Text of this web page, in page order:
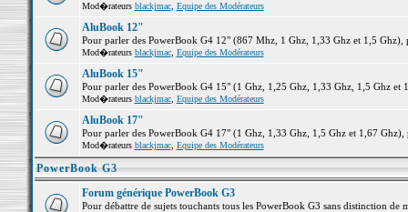
Mod�rateurs blackjmac, Equipe des Modérateurs
AluBook 12"
Pour parler des PowerBook G4 12" (867 Mhz, 1 Ghz, 1,33 Ghz et 1,5 Ghz),
Mod�rateurs blackjmac, Equipe des Modérateurs
AluBook 15"
Pour parler des PowerBook G4 15" (1 Ghz, 1,25 Ghz, 1,33 Ghz, 1,5 Ghz et
Mod�rateurs blackjmac, Equipe des Modérateurs
AluBook 17"
Pour parler des PowerBook G4 17" (1 Ghz, 1,33 Ghz, 1,5 Ghz et 1,67 Ghz),
Mod�rateurs blackjmac, Equipe des Modérateurs
PowerBook G3
Forum générique PowerBook G3
Pour débattre de sujets touchants tous les PowerBook G3 sans distinction de